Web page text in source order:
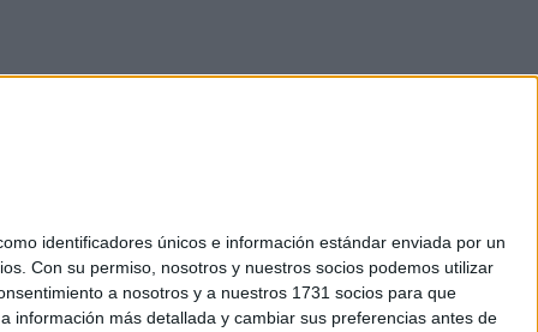
identificadores únicos e información estándar enviada por un
Con su permiso, nosotros y nuestros socios podemos utilizar
a nosotros y a nuestros 1731 socios para que
información más detallada y cambiar sus preferencias antes de
+34 91 593 2767